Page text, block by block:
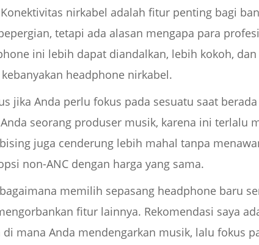
nirkabel adalah fitur penting bagi
tetapi ada alasan mengapa para
ini lebih dapat diandalkan, lebih kokoh,
headphone nirkabel.
jika Anda perlu fokus pada sesuatu saat
seorang produser musik, karena ini terlalu
juga cenderung lebih mahal tanpa
non-ANC dengan harga yang sama.
memilih sepasang headphone baru
fitur lainnya. Rekomendasi saya
mana Anda mendengarkan musik, lalu fokus